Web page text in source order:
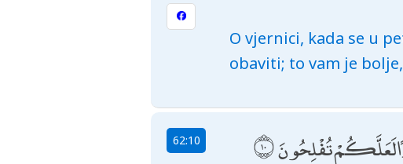
O vjernici, kada se u
obaviti; to vam je
62:10 لَعَلَّكُمْ تُفْلِحُونَ